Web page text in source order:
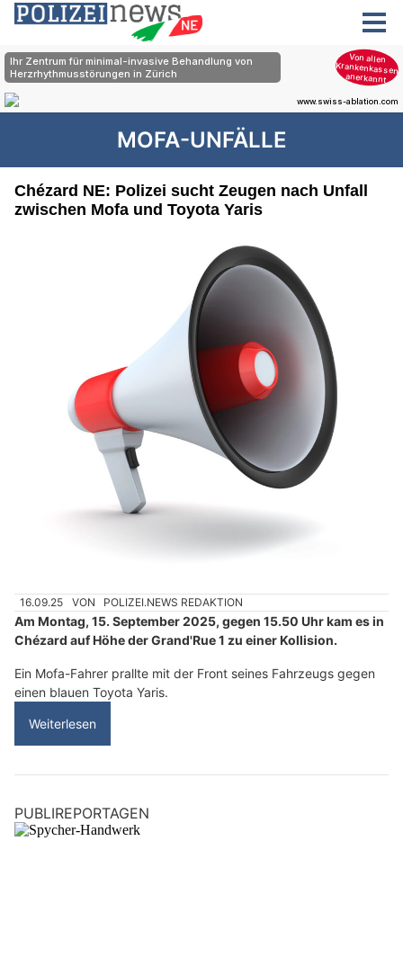
MOFA-UNFÄLLE
Chézard NE: Polizei sucht Zeugen nach Unfall
zwischen Mofa und Toyota Yaris
16.09.25 VON POLIZEI.NEWS REDAKTION
Am Montag, 15. September 2025, gegen 15.50 Uhr kam es in
Chézard auf Höhe der Grand'Rue 1 zu einer Kollision.
Ein Mofa-Fahrer prallte mit der Front seines Fahrzeugs gegen
einen blauen Toyota Yaris.
Weiterlesen
PUBLIREPORTAGEN